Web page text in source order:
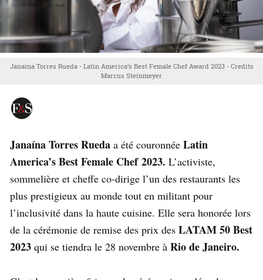
Janaina Torres Rueda - Latin America’s Best Female Chef Award 2023 - Credits
Marcus Steinmeyer
Janaína Torres Rueda a été couronnée Latin
America’s Best Female Chef 2023. L’activiste,
sommelière et cheffe co-dirige l’un des restaurants les
plus prestigieux au monde tout en militant pour
l’inclusivité dans la haute cuisine. Elle sera honorée lors
de la cérémonie de remise des prix des LATAM 50 Best
2023 qui se tiendra le 28 novembre à Rio de Janeiro.